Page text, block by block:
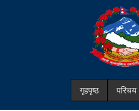
गृहपृष्ठ परिचय